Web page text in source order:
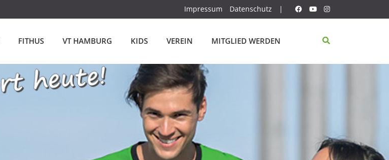
Impressum Datenschutz |
FITHUS VT HAMBURG KIDS VEREIN MITGLIED WERDEN